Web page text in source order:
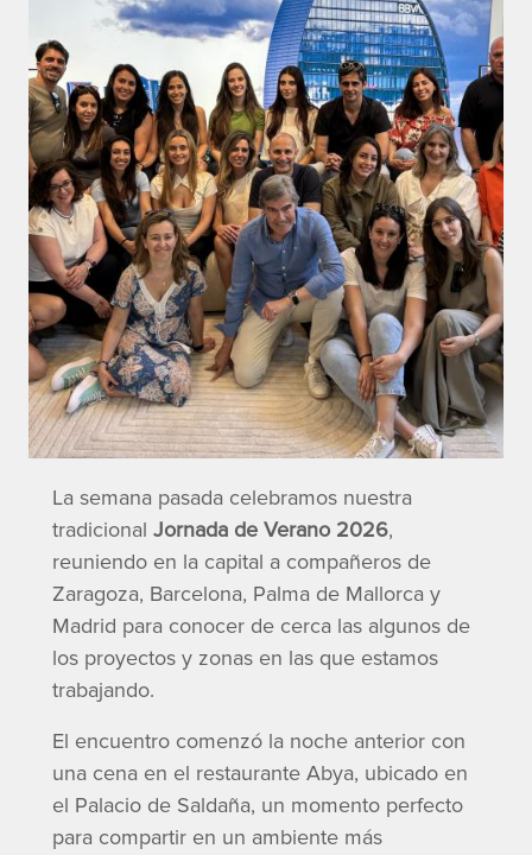
La semana pasada celebramos nuestra
tradicional Jornada de Verano 2026,
reuniendo en la capital a compañeros de
Zaragoza, Barcelona, Palma de Mallorca y
Madrid para conocer de cerca las algunos de
los proyectos y zonas en las que estamos
trabajando.
El encuentro comenzó la noche anterior con
una cena en el restaurante Abya, ubicado en
el Palacio de Saldaña, un momento perfecto
para compartir en un ambiente más